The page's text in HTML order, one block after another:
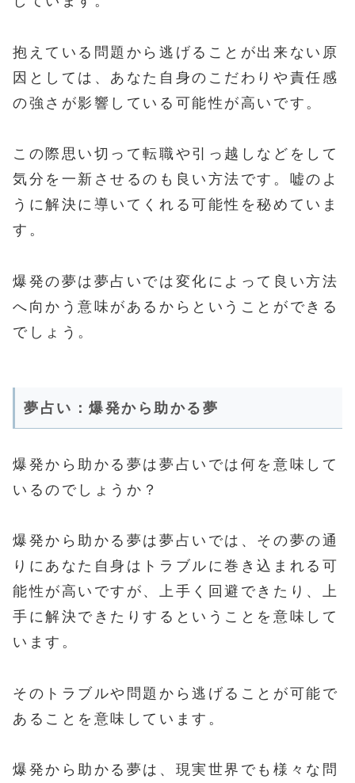
抱えている問題から逃げることが出来ない原
因としては、あなた自身のこだわりや責任感
の強さが影響している可能性が高いです。
この際思い切って転職や引っ越しなどをして
気分を一新させるのも良い方法です。嘘のよ
うに解決に導いてくれる可能性を秘めていま
す。
爆発の夢は夢占いでは変化によって良い方法
へ向かう意味があるからということができる
でしょう。
夢占い：爆発から助かる夢
爆発から助かる夢は夢占いでは何を意味して
いるのでしょうか？
爆発から助かる夢は夢占いでは、その夢の通
りにあなた自身はトラブルに巻き込まれる可
能性が高いですが、上手く回避できたり、上
手に解決できたりするということを意味して
います。
そのトラブルや問題から逃げることが可能で
あることを意味しています。
爆発から助かる夢は、現実世界でも様々な問